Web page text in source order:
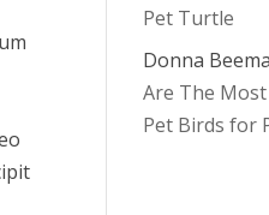
Pet Turtle
Donna
Are The
Pet Birds for